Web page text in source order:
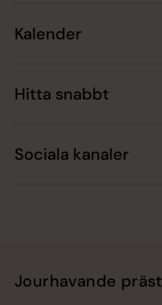
Kalender
Hitta snabbt
Sociala kanaler
Jourhavande präst